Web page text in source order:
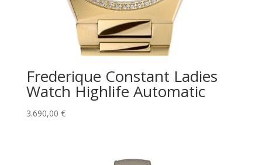
Frederique Constant Ladies
Watch Highlife Automatic
3.690,00 €